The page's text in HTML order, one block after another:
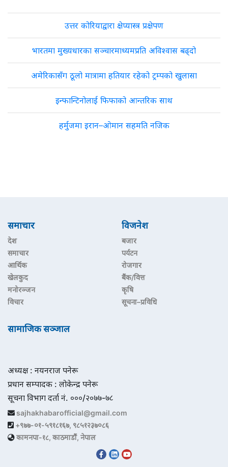
उत्तर कोरियाद्वारा क्षेप्यास्त्र प्रक्षेपण
भारतमा मुख्यधारका सञ्चारमाध्यमप्रति अविश्वास बढ्दो
अमेरिकासँग ठूलो मात्रामा हतियार रहेको ट्रम्पको खुलासा
इन्फान्टिनोलाई फिफाको आन्तरिक साथ
हर्मुजमा इरान–ओमान सहमति नजिक
समाचार
देश
समाचार
आर्थिक
खेलकुद
मनोरञ्जन
विचार
विजनेश
बजार
पर्यटन
रोजगार
बैंक/वित्त
कृषि
सूचना–प्रविधि
सामाजिक सञ्जाल
अध्यक्ष : नयनराज पनेरू
प्रधान सम्पादक : लोकेन्द्र पनेरू
सूचना विभाग दर्ता नं. ०००/२०७७-७८
sajhakhabarofficial@gmail.com
+९७७-०१-५९१८१६७, ९८५१२३७०८६
कामनपा-१८, काठमाडौं, नेपाल